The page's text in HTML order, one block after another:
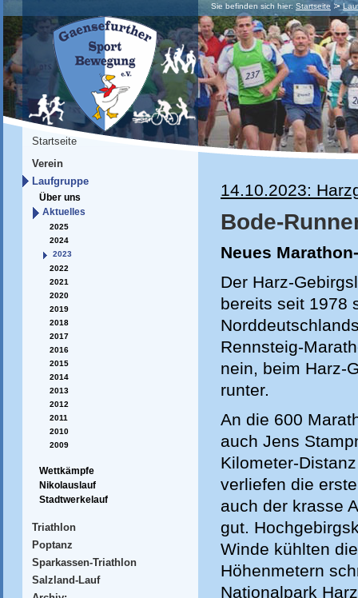
Sie befinden sich hier: Startseite
Startseite
Verein
Laufgruppe
Über uns
Aktuelles
2025
2024
2023
2022
2021
2020
2019
2018
2017
2016
2015
2014
2013
2012
2011
2010
2009
Wettkämpfe
Nikolauslauf
Stadtwerkelauf
Triathlon
Poptanz
Sparkassen-Triathlon
Salzland-Lauf
14.10.2023:
Bode-
Neues
Der Harz-
bereits seit 1978
Rennsteig-
nein, beim Harz-
runter.
An die 600
auch Jens
Kilometer-
verliefen die
auch der krasse
gut.
Winde kühlten
Höhenmetern
Nationalpark